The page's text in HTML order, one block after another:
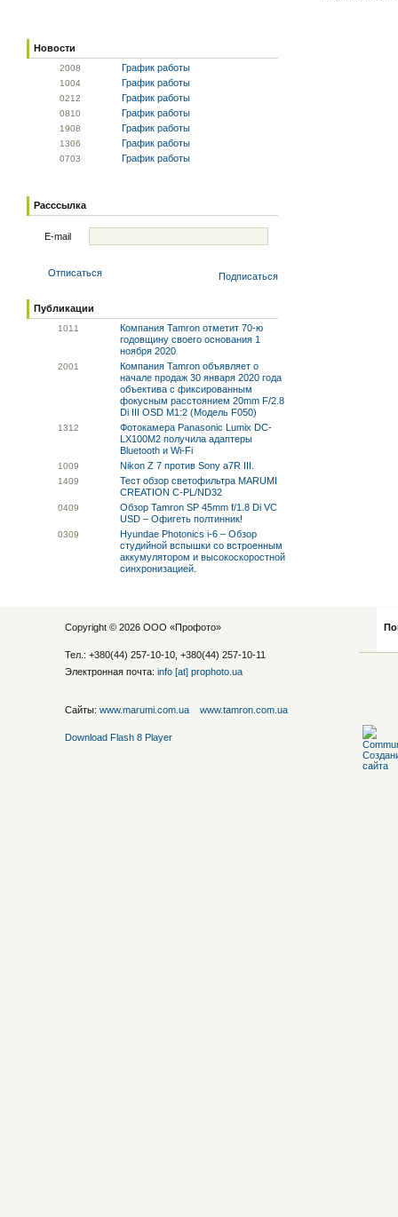
Новости
2008 График работы
1004 График работы
0212 График работы
0810 График работы
1908 График работы
1306 График работы
0703 График работы
Расссылка
E-mail
Отписаться Подписаться
Публикации
1011
Компания Tamron отметит 70-ю
годовщину своего основания 1
ноября 2020
2001
Компания Tamron объявляет о
начале продаж 30 января 2020 года
объектива с фиксированным
фокусным расстоянием 20mm F/2.8
Di III OSD M1:2 (Модель F050)
1312
Фотокамера Panasonic Lumix DC-
LX100M2 получила адаптеры
Bluetooth и Wi-Fi
1009 Nikon Z 7 против Sony a7R III.
1409
Тест обзор светофильтра MARUMI
CREATION C-PL/ND32
0409
Обзор Tamron SP 45mm f/1.8 Di VC
USD – Офигеть полтинник!
0309
Hyundae Photonics i-6 – Обзор
студийной вспышки со встроенным
аккумулятором и высокоскоростной
синхронизацией.
Copyright © 2026 ООО «Профото»
Тел.: +380(44) 257-10-10, +380(44) 257-10-11
Электронная почта: info [at] prophoto.ua
Сайты: www.marumi.com.ua www.tamron.com.ua
Download Flash 8 Player